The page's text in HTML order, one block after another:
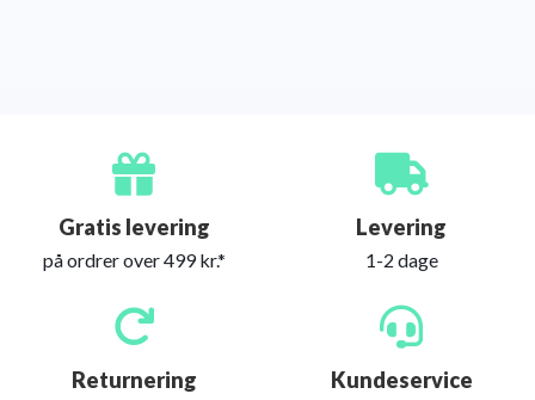
Gratis levering
på ordrer over 499 kr.*
Levering
1-2 dage
Returnering Kundeservice